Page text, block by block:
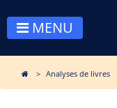
MENU
Analyses de livres